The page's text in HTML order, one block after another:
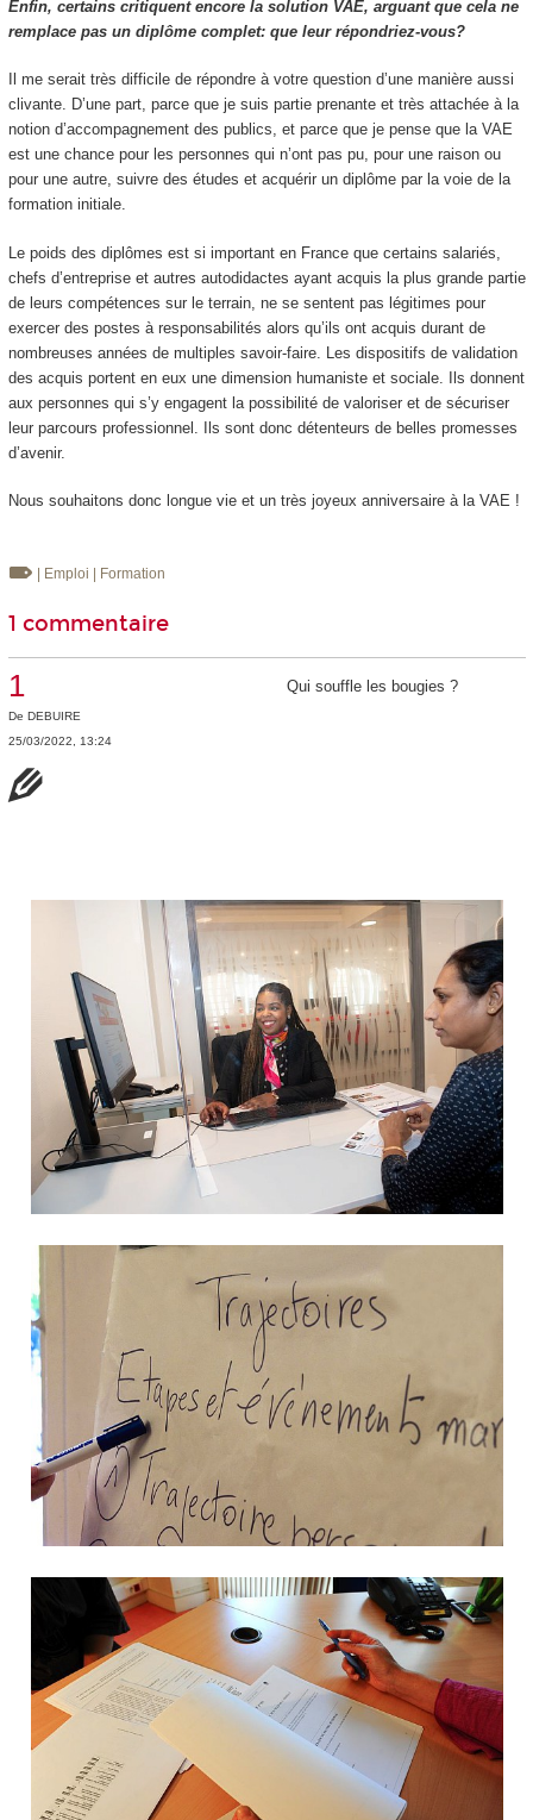
Enfin, certains critiquent encore la solution VAE, arguant que cela ne
remplace pas un diplôme complet: que leur répondriez-vous?
Il me serait très difficile de répondre à votre question d’une manière aussi
clivante. D’une part, parce que je suis partie prenante et très attachée à la
notion d’accompagnement des publics, et parce que je pense que la VAE
est une chance pour les personnes qui n’ont pas pu, pour une raison ou
pour une autre, suivre des études et acquérir un diplôme par la voie de la
formation initiale.
Le poids des diplômes est si important en France que certains salariés,
chefs d’entreprise et autres autodidactes ayant acquis la plus grande partie
de leurs compétences sur le terrain, ne se sentent pas légitimes pour
exercer des postes à responsabilités alors qu’ils ont acquis durant de
nombreuses années de multiples savoir-faire. Les dispositifs de validation
des acquis portent en eux une dimension humaniste et sociale. Ils donnent
aux personnes qui s’y engagent la possibilité de valoriser et de sécuriser
leur parcours professionnel. Ils sont donc détenteurs de belles promesses
d’avenir.
Nous souhaitons donc longue vie et un très joyeux anniversaire à la VAE !
| Emploi | Formation
1 commentaire
1
De DEBUIRE
25/03/2022, 13:24
Qui souffle les bougies ?